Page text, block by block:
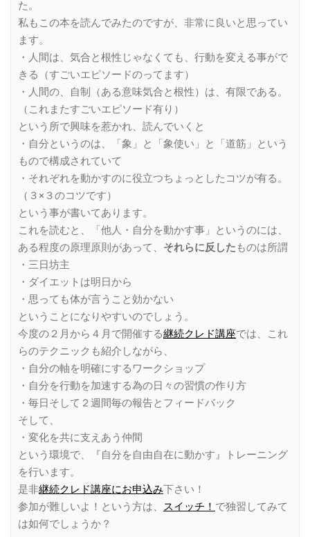
た。
私もこの本を読んでみたのですが、非常に良いと思ってい
ます。
・人間は、気合と根性じゃなくても、行動を変える事がで
きる（すごいエピソードのってます）
・人間の、自制（ある意味気合と根性）は、有限である。
（これまたすごいエピソード有り）
という所で興味を惹かれ、読んでいくと
・自分というのは、「象」と「象使い」と「道筋」という
もので構成されていて
・それぞれを動かすのに役立つちょっとしたコツが有る。
（３×３のコツです）
という事が書いてあります。
これを読むと、「他人・自分を動かす事」というのには、
ある程度の原理原則があって、 それらに反した ものは所謂
・三日坊主
・ダイエットは明日から
・思っても体が言うこと効かない
ということになりやすいのでしょう。
今度の２月から４月で開催する継続クレド講座では、これ
らのテクニックも紹介しながら、
・自分の軸を明確にするワークショップ
・自分を行動を加速する為の日々の習慣の作り方
・毎日そして２週間毎の報告とフィードバック
そして、
・変化を共に支えあう仲間
という環境で、『自分を自由自在に動かす』トレーニング
を行います。
是非継続クレド講座にお申込み下さい！
参加が難しいよ！という方は、 スイッチ！ で独習してみて
は如何でしょうか？